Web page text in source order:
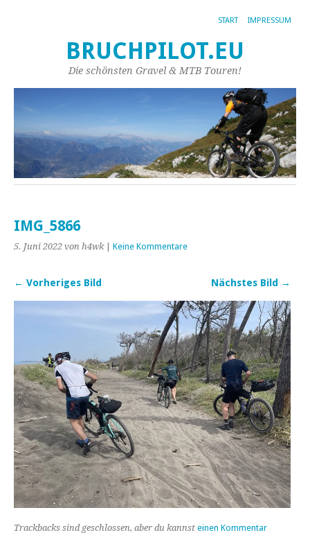
START IMPRESSUM
BRUCHPILOT.EU
Die schönsten Gravel & MTB Touren!
IMG_5866
5. Juni 2022 von h4wk| Keine Kommentare
← Vorheriges Bild Nächstes Bild →
Trackbacks sind geschlossen, aber du kannst einen Kommentar